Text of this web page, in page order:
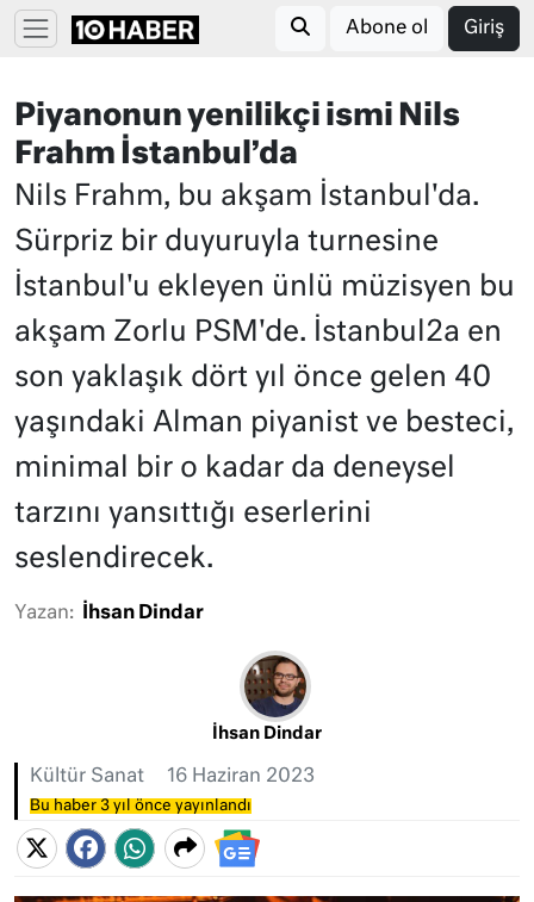
Abone ol Giriş
Piyanonun yenilikçi ismi Nils
Frahm İstanbul’da
Nils Frahm, bu akşam İstanbul'da.
Sürpriz bir duyuruyla turnesine
İstanbul'u ekleyen ünlü müzisyen bu
akşam Zorlu PSM'de. İstanbul2a en
son yaklaşık dört yıl önce gelen 40
yaşındaki Alman piyanist ve besteci,
minimal bir o kadar da deneysel
tarzını yansıttığı eserlerini
seslendirecek.
Yazan: İhsan Dindar
İhsan Dindar
Kültür Sanat 16 Haziran 2023
Bu haber 3 yıl önce yayınlandı